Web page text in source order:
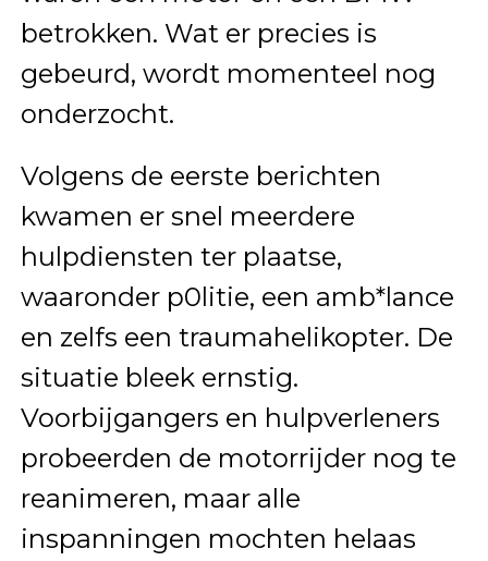
betrokken. Wat er precies is
gebeurd, wordt momenteel nog
onderzocht.
Volgens de eerste berichten
kwamen er snel meerdere
hulpdiensten ter plaatse,
waaronder p0litie, een amb*lance
en zelfs een traumahelikopter. De
situatie bleek ernstig.
Voorbijgangers en hulpverleners
probeerden de motorrijder nog te
reanimeren, maar alle
inspanningen mochten helaas